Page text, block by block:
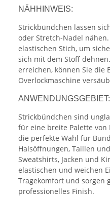
NÄHHINWEIS:
Strickbündchen lassen
oder Stretch-Nadel
elastischen Stich, um
sich mit dem Stoff
erreichen, können Sie die
Overlockmaschine
ANWENDUNGSGEBIET:
Strickbündchen sind
für eine breite Palette von
die perfekte Wahl für
Halsöffnungen, Taillen
Sweatshirts, Jacken und
elastischen und weichen
Tragekomfort und sorgen
professionelles Finish.